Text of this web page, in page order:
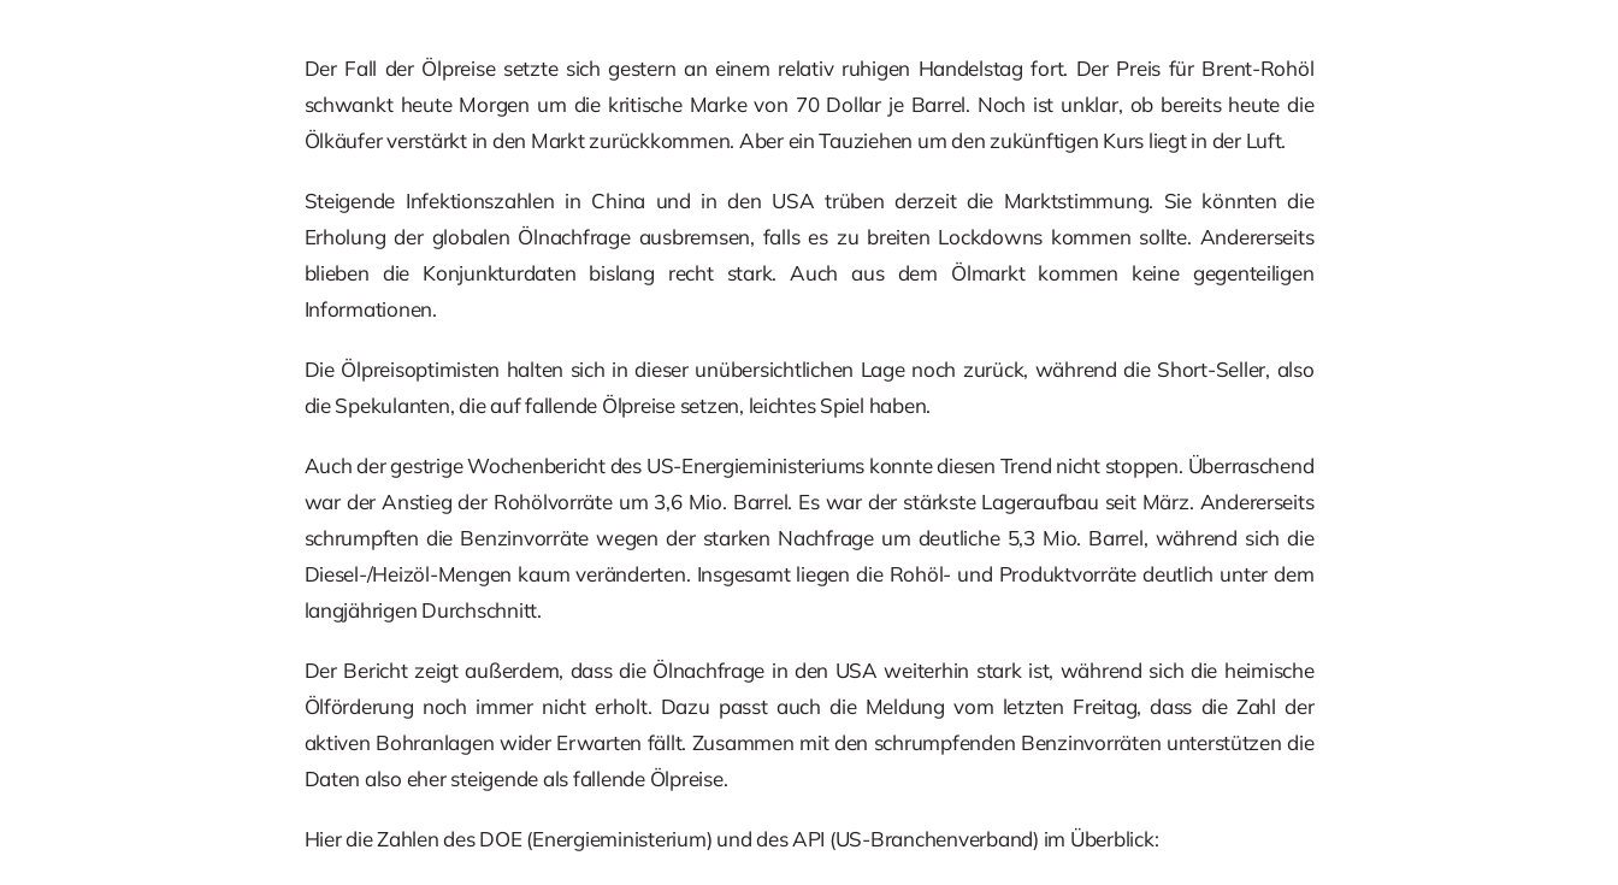
Der Fall der Ölpreise setzte sich gestern an einem relativ ruhigen Handelstag fort. Der Preis für Brent-Rohöl
schwankt heute Morgen um die kritische Marke von 70 Dollar je Barrel. Noch ist unklar, ob bereits heute die
Ölkäufer verstärkt in den Markt zurückkommen. Aber ein Tauziehen um den zukünftigen Kurs liegt in der Luft.
Steigende Infektionszahlen in China und in den USA trüben derzeit die Marktstimmung. Sie könnten die
Erholung der globalen Ölnachfrage ausbremsen, falls es zu breiten Lockdowns kommen sollte. Andererseits
blieben die Konjunkturdaten bislang recht stark. Auch aus dem Ölmarkt kommen keine gegenteiligen
Informationen.
Die Ölpreisoptimisten halten sich in dieser unübersichtlichen Lage noch zurück, während die Short-Seller, also
die Spekulanten, die auf fallende Ölpreise setzen, leichtes Spiel haben.
Auch der gestrige Wochenbericht des US-Energieministeriums konnte diesen Trend nicht stoppen. Überraschend
war der Anstieg der Rohölvorräte um 3,6 Mio. Barrel. Es war der stärkste Lageraufbau seit März. Andererseits
schrumpften die Benzinvorräte wegen der starken Nachfrage um deutliche 5,3 Mio. Barrel, während sich die
Diesel-/Heizöl-Mengen kaum veränderten. Insgesamt liegen die Rohöl- und Produktvorräte deutlich unter dem
langjährigen Durchschnitt.
Der Bericht zeigt außerdem, dass die Ölnachfrage in den USA weiterhin stark ist, während sich die heimische
Ölförderung noch immer nicht erholt. Dazu passt auch die Meldung vom letzten Freitag, dass die Zahl der
aktiven Bohranlagen wider Erwarten fällt. Zusammen mit den schrumpfenden Benzinvorräten unterstützen die
Daten also eher steigende als fallende Ölpreise.
Hier die Zahlen des DOE (Energieministerium) und des API (US-Branchenverband) im Überblick: